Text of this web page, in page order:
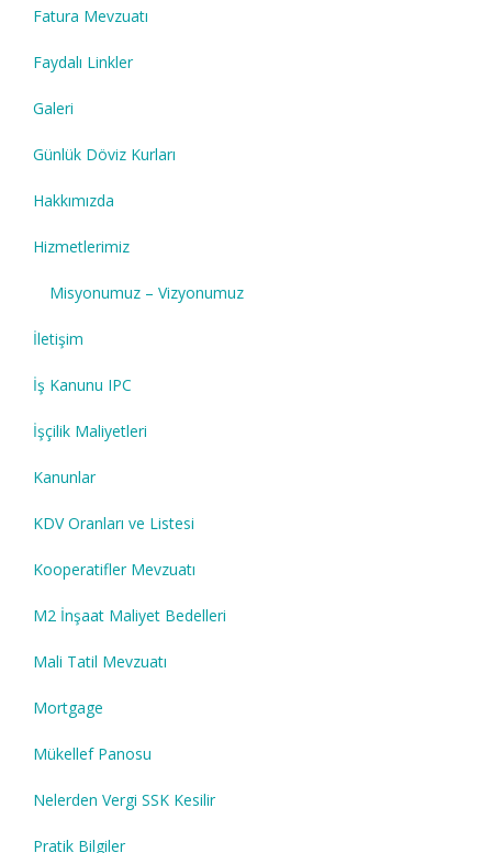
Fatura Mevzuatı
Faydalı Linkler
Galeri
Günlük Döviz Kurları
Hakkımızda
Hizmetlerimiz
Misyonumuz – Vizyonumuz
İletişim
İş Kanunu IPC
İşçilik Maliyetleri
Kanunlar
KDV Oranları ve Listesi
Kooperatifler Mevzuatı
M2 İnşaat Maliyet Bedelleri
Mali Tatil Mevzuatı
Mortgage
Mükellef Panosu
Nelerden Vergi SSK Kesilir
Pratik Bilgiler